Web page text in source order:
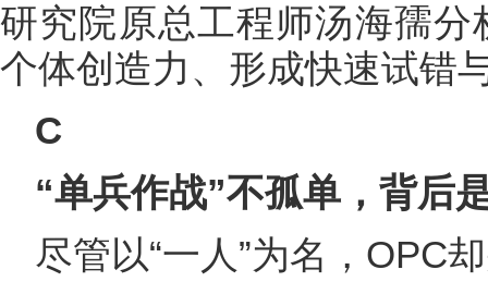
研究院原总工程师汤海孺
个体创造力、形成快速试错
C
“单兵作战”不孤单，背后
尽管以“一人”为名，OPC